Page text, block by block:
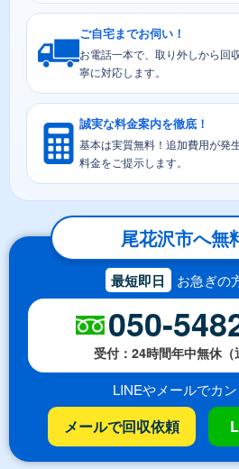
ご自宅までお伺い！
お電話一本で、取り外しから回
寧に対応します。
誠実な料金案内を徹底！
基本は実質無料！追加費用が発
料金をご提示します。
尾花沢市へ無
最短即日 お急ぎの
050-
受付：24時間年中無休（
LINEやメールでカ
メールで回収依頼